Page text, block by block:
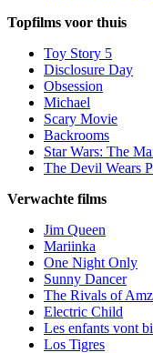
Topfilms voor thuis
Toy Story 5
Disclosure Day
Obsession
Michael
Scary Movie
Backrooms
Star Wars: The
The Devil Wears
Verwachte films
Jim Queen
Mariinka
One Night Only
Sunny Dancer
The Rivals of
Electric Child
Les enfants vont
Los Tigres